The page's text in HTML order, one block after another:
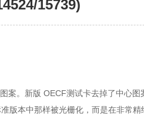
15739)
案。新版 OECF测试卡去掉了中心图
版本中那样被光栅化，而是在非常